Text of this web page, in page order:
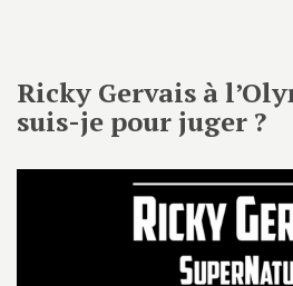
Ricky Gervais à
suis-je pour juger ?